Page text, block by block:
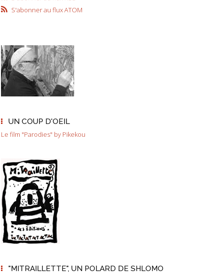
S'abonner au flux ATOM
UN COUP D'OEIL
Le film "Parodies" by Pikekou
"MITRAILLETTE", UN POLARD DE SHLOMO